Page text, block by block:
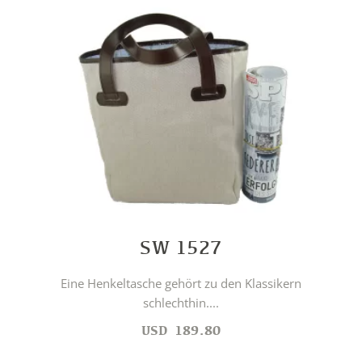
SW 1527
Eine Henkeltasche gehört zu den Klassikern
schlechthin....
USD 189.80